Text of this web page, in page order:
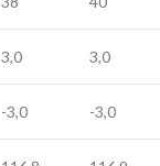
3,0 3,0
-3,0 -3,0